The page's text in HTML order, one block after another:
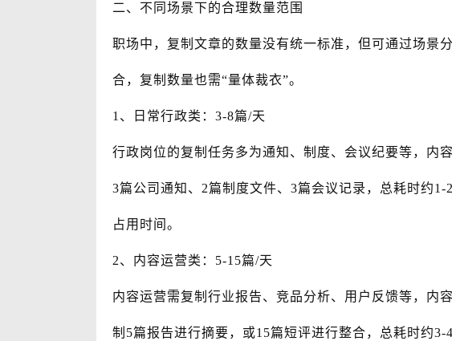
二、不同场景下的合理数量范围
职场中，复制文章的数量没有统一标准，但可通过场景
合，复制数量也需“量体裁衣”。
1、日常行政类：3-8篇/天
行政岗位的复制任务多为通知、制度、会议纪要等，内
3篇公司通知、2篇制度文件、3篇会议记录，总耗时约
占用时间。
2、内容运营类：5-15篇/天
内容运营需复制行业报告、竞品分析、用户反馈等，内
制5篇报告进行摘要，或15篇短评进行整合，总耗时约3-